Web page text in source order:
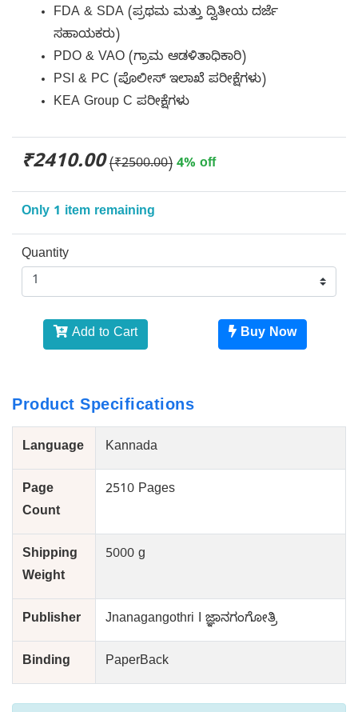
FDA & SDA (ಪ್ರಥಮ ಮತ್ತು ದ್ವಿತೀಯ ದರ್ಜೆ
ಸಹಾಯಕರು)
PDO & VAO (ಗ್ರಾಮ ಆಡಳಿತಾಧಿಕಾರಿ)
PSI & PC (ಪೊಲೀಸ್ ಇಲಾಖೆ ಪರೀಕ್ಷೆಗಳು)
KEA Group C ಪರೀಕ್ಷೆಗಳು
₹2410.00 (₹2500.00) 4% off
Only 1 item remaining
Quantity
Add to Cart Buy Now
Product Specifications
Language Kannada
Page
Count
2510 Pages
Shipping
Weight
5000 g
Publisher Jnanagangothri I ಜ್ಞಾನಗಂಗೋತ್ರಿ
Binding PaperBack